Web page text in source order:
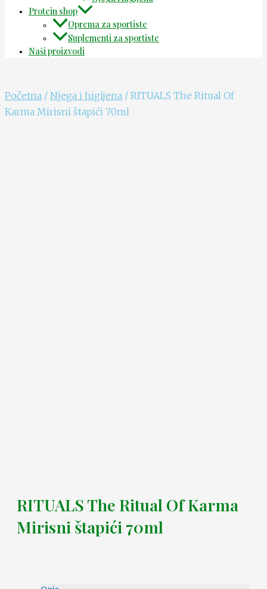
Protein shop
Oprema za sportiste
Suplementi za sportiste
Naši proizvodi
Početna / Njega i higijena / RITUALS The Ritual Of
Karma Mirisni štapići 70ml
RITUALS The Ritual Of Karma
Mirisni štapići 70ml